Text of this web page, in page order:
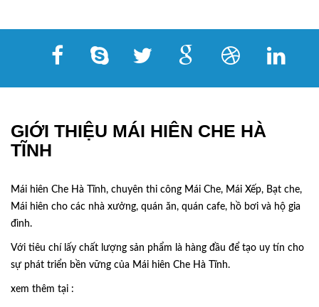
GIỚI THIỆU MÁI HIÊN CHE HÀ
TĨNH
Mái hiên Che Hà Tĩnh, chuyên thi công Mái Che, Mái Xếp, Bạt che,
Mái hiên cho các nhà xưởng, quán ăn, quán cafe, hồ bơi và hộ gia
đình.
Với tiêu chí lấy chất lượng sản phẩm là hàng đầu để tạo uy tín cho
sự phát triển bền vững của Mái hiên Che Hà Tĩnh.
xem thêm tại :